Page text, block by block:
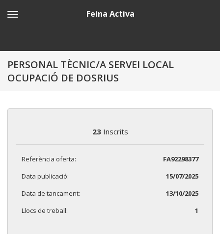
Feina Activa
PERSONAL TÈCNIC/A SERVEI LOCAL
OCUPACIÓ DE DOSRIUS
23Inscrits
Referència oferta:
FA92298377
Data publicació:
15/07/2025
Data de tancament:
13/10/2025
Llocs de treball:
1